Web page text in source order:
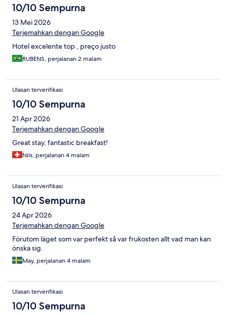
10/10 Sempurna
13 Mei 2026
Terjemahkan dengan Google
Hotel excelente top , preço justo
RUBENS, perjalanan 2 malam
Ulasan terverifikasi
10/10 Sempurna
21 Apr 2026
Terjemahkan dengan Google
Great stay, fantastic breakfast!
Nils, perjalanan 4 malam
Ulasan terverifikasi
10/10 Sempurna
24 Apr 2026
Terjemahkan dengan Google
Förutom läget som var perfekt så var frukosten allt vad man kan
önska sig.
May, perjalanan 4 malam
Ulasan terverifikasi
10/10 Sempurna